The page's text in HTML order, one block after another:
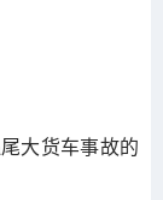
大货车事故的